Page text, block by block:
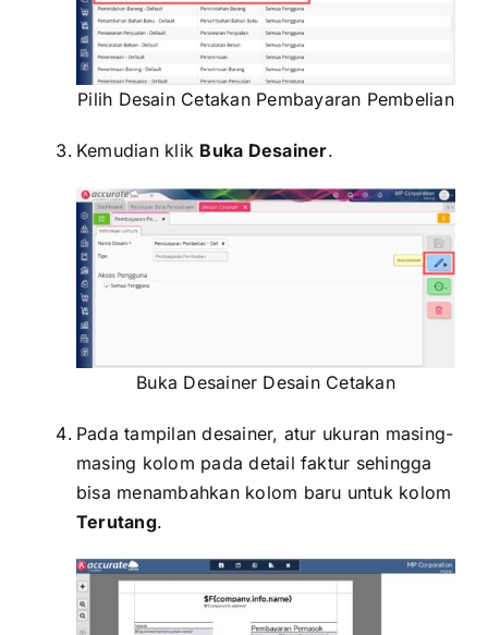
Pilih Desain Cetakan Pembayaran Pembelian
Kemudian klik Buka Desainer.
Buka Desainer Desain Cetakan
Pada tampilan desainer, atur ukuran masing-
masing kolom pada detail faktur sehingga
bisa menambahkan kolom baru untuk kolom
Terutang.